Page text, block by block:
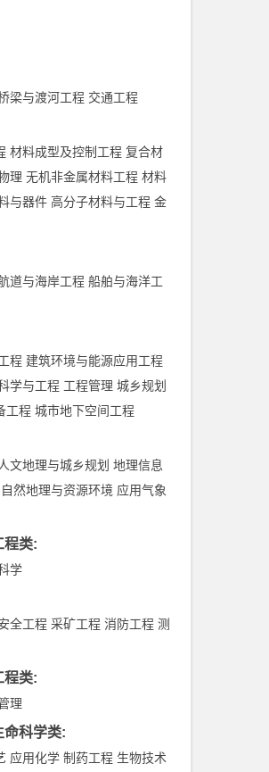
梁与渡河工程 交通工程
材料成型及控制工程 复合材
理 无机非金属材料工程 材料
与器件 高分子材料与工程 金
道与海岸工程 船舶与海洋工
程 建筑环境与能源应用工程
学与工程 工程管理 城乡规划
工程 城市地下空间工程
人文地理与城乡规划 地理信息
自然地理与资源环境 应用气象
程类:
学
全工程 采矿工程 消防工程 测
程类:
理
命科学类:
应用化学 制药工程 生物技术